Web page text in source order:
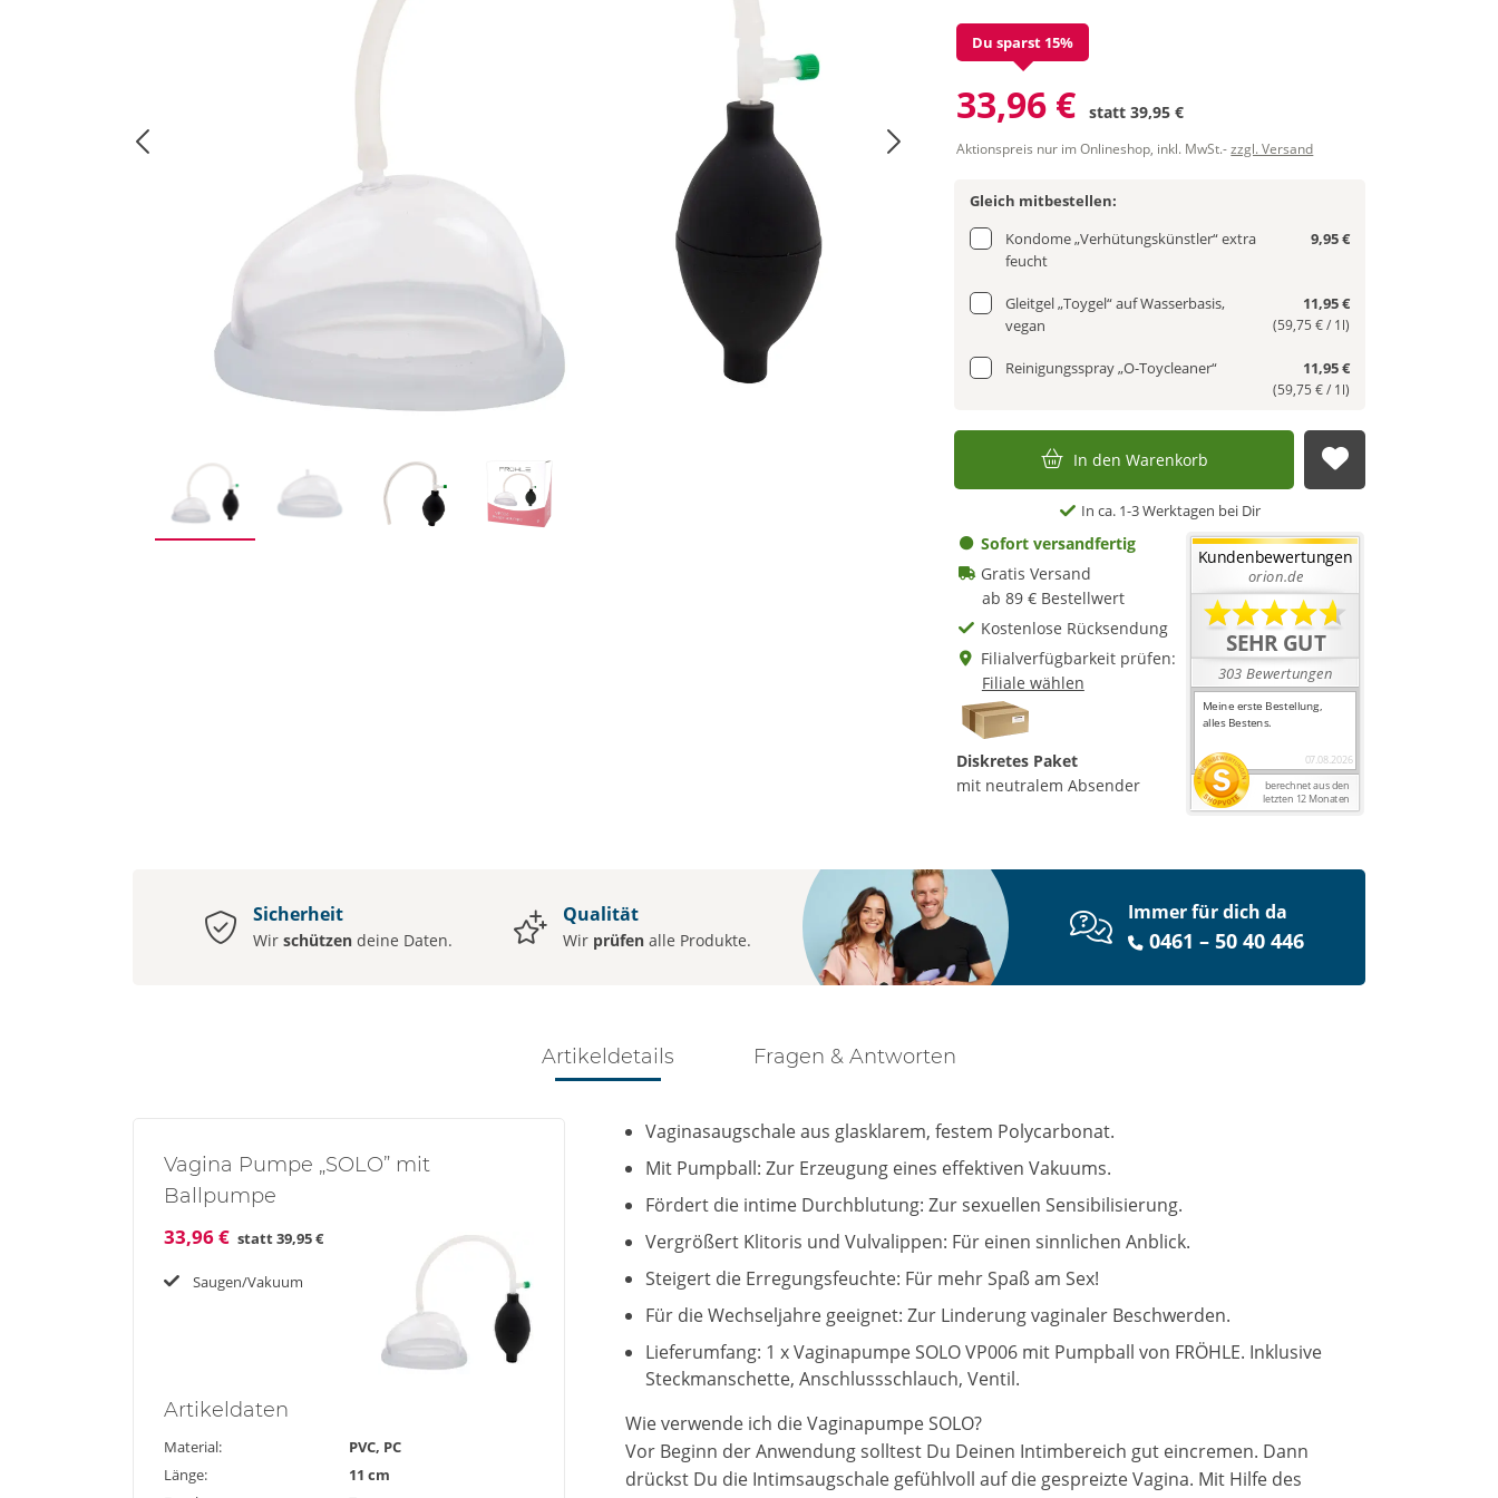
Du sparst 15%
33,96 € statt39,95 €
Aktionspreis nur im Onlineshop, inkl. MwSt.-zzgl. Versand
Gleich mitbestellen:
Kondome „Verhütungskünstler“ extra
feucht
9,95 €
Gleitgel „Toygel“ auf Wasserbasis,
vegan
11,95 €
(59,75 € / 1l)
Reinigungsspray „O-Toycleaner“ 11,95 €
(59,75 € / 1l)
In den Warenkorb Auf die
In ca. 1-3 Werktagen bei Dir
Sofort versandfertig
Gratis Versand
ab 89 € Bestellwert
Kostenlose Rücksendung
Filialverfügbarkeit prüfen:
Filiale wählen
Diskretes Paket
mit neutralem Absender
Sicherheit
Wir schützen deine Daten.
Qualität
Wir prüfen alle Produkte.
Immer für dich da
0461 – 50 40 446
Artikeldetails Fragen & Antworten
Vagina Pumpe „SOLO” mit
Ballpumpe
33,96 € statt39,95 €
Saugen/Vakuum
Artikel daten
Material:
PVC, PC
Länge:
11 cm
Vaginasaugschale aus glasklarem, festem Polycarbonat.
Mit Pumpball: Zur Erzeugung eines effektiven Vakuums.
Fördert die intime Durchblutung: Zur sexuellen Sensibilisierung.
Vergrößert Klitoris und Vulvalippen: Für einen sinnlichen Anblick.
Steigert die Erregungsfeuchte: Für mehr Spaß am Sex!
Für die Wechseljahre geeignet: Zur Linderung vaginaler Beschwerden.
Lieferumfang: 1 x Vaginapumpe SOLO VP006 mit Pumpball von FRÖHLE. Inklusive
Steckmanschette, Anschlussschlauch, Ventil.
Wie verwende ich die Vaginapumpe SOLO?
Vor Beginn der Anwendung solltest Du Deinen Intimbereich gut eincremen. Dann
drückst Du die Intimsaugschale gefühlvoll auf die gespreizte Vagina. Mit Hilfe des